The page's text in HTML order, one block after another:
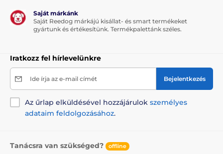
Kiváló minőségű termék, mely a modern designnak
tartalmaz, de más színváltozatban is kapható.
könnyedén megkülönböztethető, hogy kihez tartozik a
tál. Választhat
etetőtálak közül.
Saját márkánk
Saját Reedog márkájú kisállat- és smart termékeket
gyártunk és értékesítünk. Termékpalettánk széles.
Iratkozz fel hírlevelünkre
Ide írja az e-mail címét Bejelentkezés
Az űrlap elküldésével hozzájárulok személyes
adataim feldolgozásához.
Tanácsra van szükséged? offline